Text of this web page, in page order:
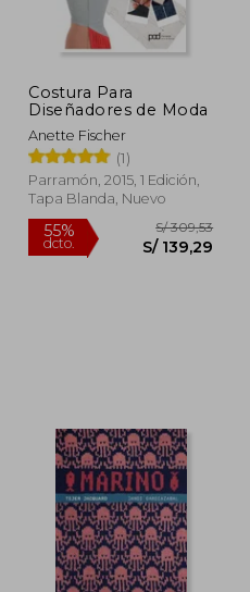
55%
dcto.
Costura Para
Diseñadores de Moda
Anette Fischer
(1)
Parramón, 2015, 1 Edición,
Tapa Blanda, Nuevo